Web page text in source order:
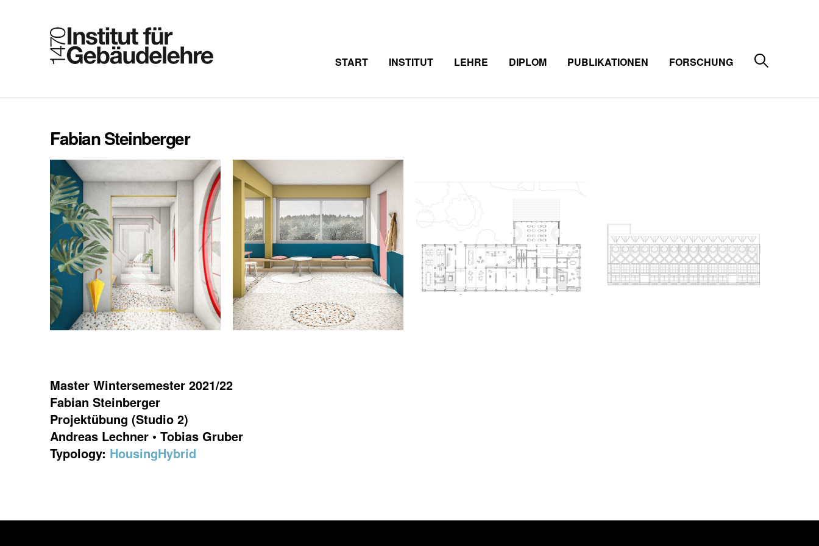
START INSTITUT LEHRE DIPLOM PUBLIKATIONEN FORSCHUNG
Fabian Steinberger
Master Wintersemester 2021/22
Fabian Steinberger
Projektübung (Studio 2)
Andreas Lechner • Tobias Gruber
Typology: HousingHybrid